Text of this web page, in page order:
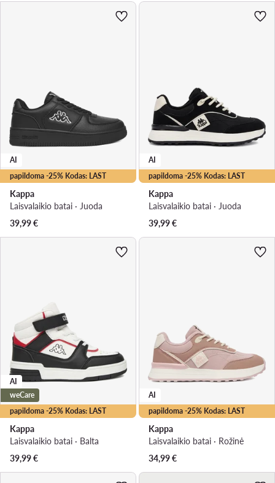
papildoma -25% Kodas: LAST
AI
Kappa
Laisvalaikio batai · Juoda
39,99€
papildoma -25% Kodas: LAST
AI
Kappa
Laisvalaikio batai · Juoda
39,99€
papildoma -25% Kodas: LAST
AI
weCare
Kappa
Laisvalaikio batai · Balta
39,99€
papildoma -25% Kodas: LAST
AI
Kappa
Laisvalaikio batai · Rožinė
34,99€